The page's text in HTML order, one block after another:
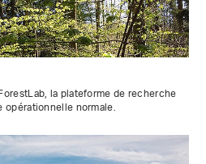
la plateforme de recherche
normale.